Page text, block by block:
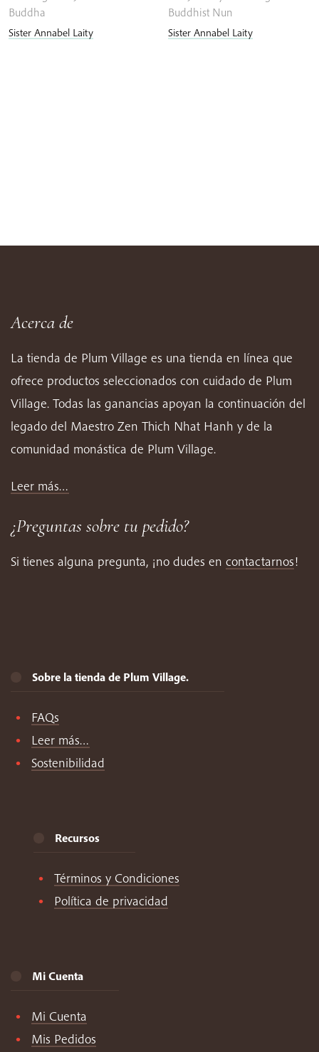
Buddha
Sister Annabel Laity
Buddhist Nun
Sister Annabel Laity
Acerca de
La tienda de Plum Village es una tienda en línea que
ofrece productos seleccionados con cuidado de Plum
Village. Todas las ganancias apoyan la continuación del
legado del Maestro Zen Thich Nhat Hanh y de la
comunidad monástica de Plum Village.
Leer más…
¿Preguntas sobre tu pedido?
Si tienes alguna pregunta, ¡no dudes en contactarnos!
Sobre la tienda de Plum Village.
FAQs
Leer más…
Sostenibilidad
Recursos
Términos y Condiciones
Política de privacidad
Mi Cuenta
Mi Cuenta
Mis Pedidos